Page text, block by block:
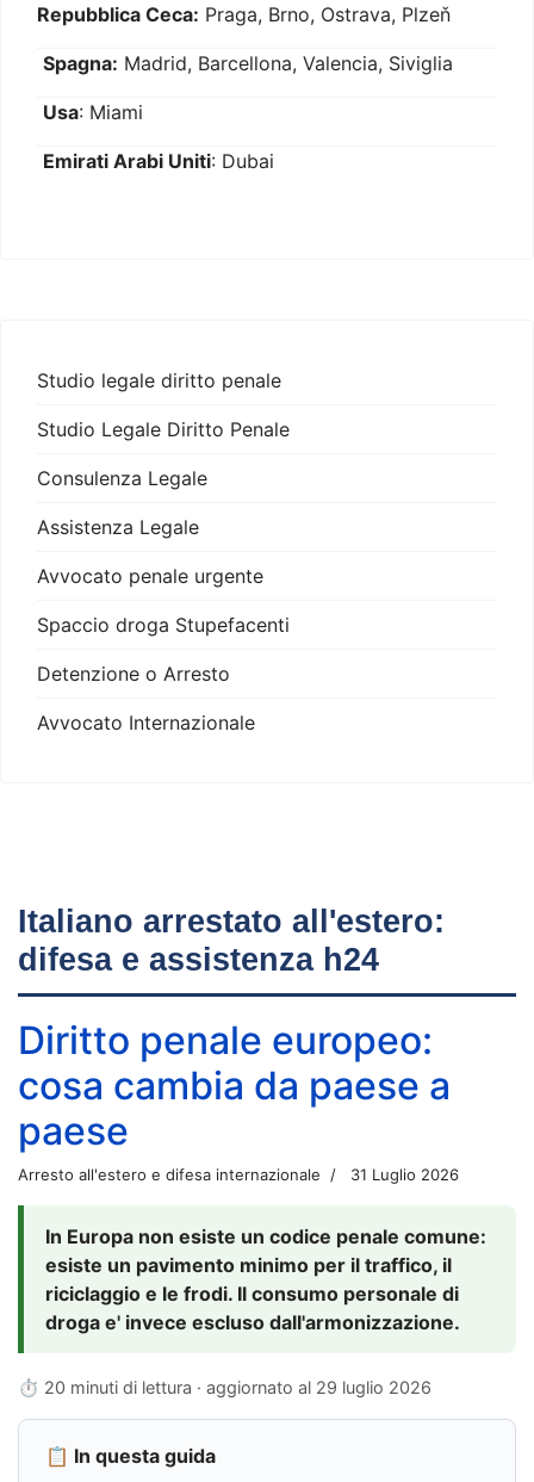
Repubblica Ceca: Praga, Brno, Ostrava, Plzeň
Spagna: Madrid, Barcellona, Valencia, Siviglia
Usa: Miami
Emirati Arabi Uniti: Dubai
Studio legale diritto penale
Studio Legale Diritto Penale
Consulenza Legale
Assistenza Legale
Avvocato penale urgente
Spaccio droga Stupefacenti
Detenzione o Arresto
Avvocato Internazionale
Italiano arrestato all'estero:
difesa e assistenza h24
Diritto penale europeo:
cosa cambia da paese a
paese
Arresto all'estero e difesa internazionale 31 Luglio 2026
In Europa non esiste un codice penale comune:
esiste un pavimento minimo per il traffico, il
riciclaggio e le frodi. Il consumo personale di
droga e' invece escluso dall'armonizzazione.
⏱ 20 minuti di lettura · aggiornato al 29 luglio 2026
📋 In questa guida